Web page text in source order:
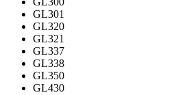
GL301
GL320
GL321
GL337
GL338
GL350
GL430